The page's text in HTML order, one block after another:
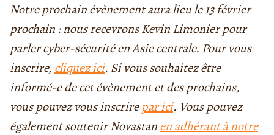
Notre prochain évènement aura lieu le 13 février
prochain : nous recevrons Kevin Limonier pour
parler cyber-sécurité en Asie centrale. Pour vous
inscrire, cliquez ici. Si vous souhaitez être
informé-e de cet évènement et des prochains,
vous pouvez vous inscrirepar ici. Vous pouvez
également soutenir Novastanen adhérant à notre